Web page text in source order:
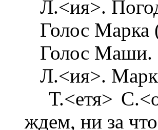
Л.<ия>.
Голос Марка
Голос Маши.
Л.<ия>.
Т.<етя>
ждем, ни за